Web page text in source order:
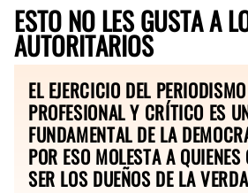
ESTO NO LES GUSTA A
AUTORITARIOS
EL EJERCICIO DEL PERIODISMO
PROFESIONAL Y CRÍTICO ES
FUNDAMENTAL DE LA
POR ESO MOLESTA A QUIENES
SER LOS DUEÑOS DE LA